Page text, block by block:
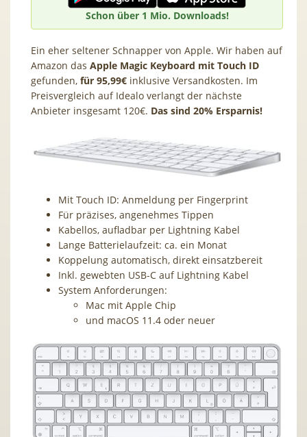
Schon über 1 Mio. Downloads!
Ein eher seltener Schnapper von Apple. Wir haben auf
Amazon das Apple Magic Keyboard mit Touch ID
gefunden, für 95,99€ inklusive Versandkosten. Im
Preisvergleich auf Idealo verlangt der nächste
Anbieter insgesamt 120€. Das sind 20% Ersparnis!
Mit Touch ID: Anmeldung per Fingerprint
Für präzises, angenehmes Tippen
Kabellos, ­aufladbar per Lightning Kabel
Lange Batterie­laufzeit: ca. ein Monat
Koppelung automatisch, direkt einsatzbereit
Inkl. gewebten USB‑C auf Lightning Kabel
System Anforderungen:
Mac mit Apple Chip
und macOS 11.4 oder neuer